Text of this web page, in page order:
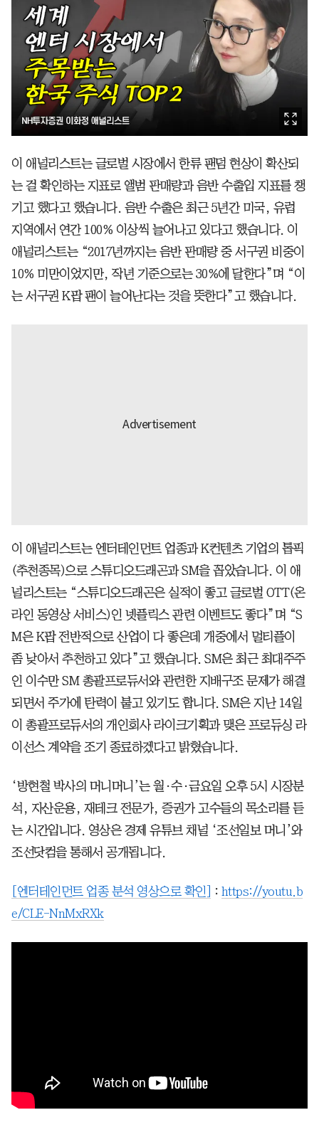
이 애널리스트는 글로벌 시장에서 한류 팬덤 현상이 확산되
는 걸 확인하는 지표로 앨범 판매량과 음반 수출입 지표를 챙
기고 했다고 했습니다. 음반 수출은 최근 5년간 미국, 유럽
지역에서 연간 100% 이상씩 늘어나고 있다고 했습니다. 이
애널리스트는 “2017년까지는 음반 판매량 중 서구권 비중이
10% 미만이었지만, 작년 기준으로는 30%에 달한다”며 “이
는 서구권 K팝 팬이 늘어난다는 것을 뜻한다”고 했습니다.
이 애널리스트는 엔터테인먼트 업종과 K컨텐츠 기업의 톱픽
(추천종목)으로 스튜디오드래곤과 SM을 꼽았습니다. 이 애
널리스트는 “스튜디오드래곤은 실적이 좋고 글로벌 OTT(온
라인 동영상 서비스)인 넷플릭스 관련 이벤트도 좋다”며 “S
M은 K팝 전반적으로 산업이 다 좋은데 개중에서 멀티플이
좀 낮아서 추천하고 있다”고 했습니다. SM은 최근 최대주주
인 이수만 SM 총괄프로듀서와 관련한 지배구조 문제가 해결
되면서 주가에 탄력이 붙고 있기도 합니다. SM은 지난 14일
이 총괄프로듀서의 개인회사 라이크기획과 맺은 프로듀싱 라
이선스 계약을 조기 종료하겠다고 밝혔습니다.
‘방현철 박사의 머니머니’는 월·수·금요일 오후 5시 시장분
석, 자산운용, 재테크 전문가, 증권가 고수들의 목소리를 듣
는 시간입니다. 영상은 경제 유튜브 채널 ‘조선일보 머니’와
조선닷컴을 통해서 공개됩니다.
[엔터테인먼트 업종 분석 영상으로 확인] : https://youtu.b
e/CLE-NnMxRXk